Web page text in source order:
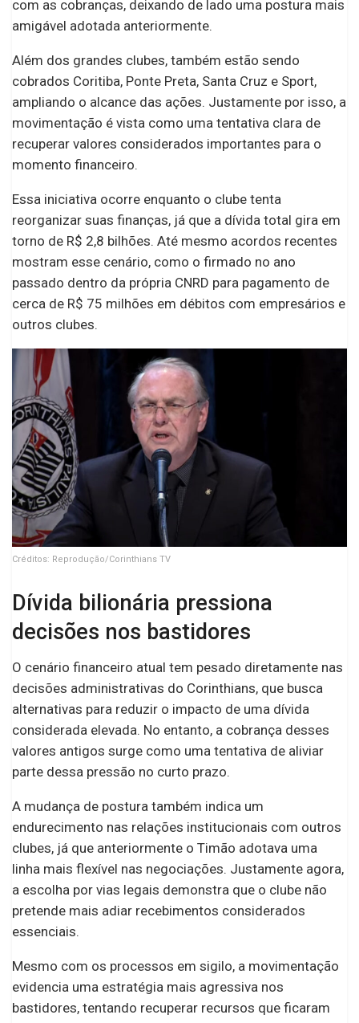
com as cobranças, deixando de lado uma postura mais
amigável adotada anteriormente.
Além dos grandes clubes, também estão sendo
cobrados Coritiba, Ponte Preta, Santa Cruz e Sport,
ampliando o alcance das ações. Justamente por isso, a
movimentação é vista como uma tentativa clara de
recuperar valores considerados importantes para o
momento financeiro.
Essa iniciativa ocorre enquanto o clube tenta
reorganizar suas finanças, já que a dívida total gira em
torno de R$ 2,8 bilhões. Até mesmo acordos recentes
mostram esse cenário, como o firmado no ano
passado dentro da própria CNRD para pagamento de
cerca de R$ 75 milhões em débitos com empresários e
outros clubes.
Créditos: Reprodução/Corinthians TV
Dívida bilionária pressiona
decisões nos bastidores
O cenário financeiro atual tem pesado diretamente nas
decisões administrativas do Corinthians, que busca
alternativas para reduzir o impacto de uma dívida
considerada elevada. No entanto, a cobrança desses
valores antigos surge como uma tentativa de aliviar
parte dessa pressão no curto prazo.
A mudança de postura também indica um
endurecimento nas relações institucionais com outros
clubes, já que anteriormente o Timão adotava uma
linha mais flexível nas negociações. Justamente agora,
a escolha por vias legais demonstra que o clube não
pretende mais adiar recebimentos considerados
essenciais.
Mesmo com os processos em sigilo, a movimentação
evidencia uma estratégia mais agressiva nos
bastidores, tentando recuperar recursos que ficaram